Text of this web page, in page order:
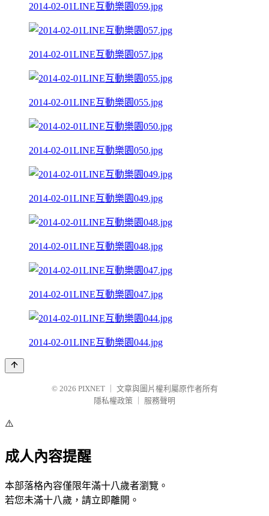
2014-02-01LINE互動樂園059.jpg
2014-02-01LINE互動樂園057.jpg
2014-02-01LINE互動樂園055.jpg
2014-02-01LINE互動樂園050.jpg
2014-02-01LINE互動樂園049.jpg
2014-02-01LINE互動樂園048.jpg
2014-02-01LINE互動樂園047.jpg
2014-02-01LINE互動樂園044.jpg
© 2026 PIXNET
文章與圖片權利屬原作者所有
隱私權政策
服務聲明
⚠️
成人內容提醒
本部落格內容僅限年滿十八歲者瀏覽。
若您未滿十八歲，請立即離開。